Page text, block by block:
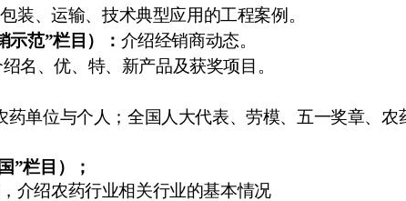
装、运输、技术典型应用的工程案例。
示范”栏目）： 介绍经销商动态。
名、优、特、新产品及获奖项目。
单位与个人；全国人大代表、劳模、五一奖章、农
”栏目）；
介绍农药行业相关行业的基本情况